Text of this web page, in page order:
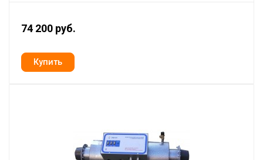
74 200 руб.